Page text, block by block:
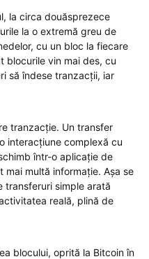
la circa douăsprezece
la o extremă greu de
cu un bloc la fiecare
blocurile vin mai des, cu
să îndese tranzacții, iar
tranzacție. Un transfer
interacțiune complexă cu
într-o aplicație de
multă informație. Așa se
transferuri simple arată
reală, plină de
blocului, oprită la Bitcoin în